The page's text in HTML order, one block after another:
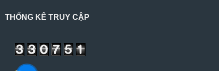
THỐNG KÊ TRUY CẬP